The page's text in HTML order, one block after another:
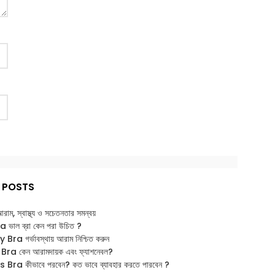
স্বাস্থ্য ও সচেতনতার সমন্বয়
ব্রা কেন পরা উচিত ?
গর্ভাবস্থায় আরাম নিশ্চিত করুন
কেন আরামদায়ক এবং ফ্যাশনেবল?
কীভাবে পরবেন? কত ভাবে ব্যাবহার করতে পারবেন ?